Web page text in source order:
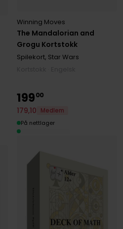
The Mandalorian and
Grogu Kortstokk
Winning Moves
Spilekort, Star Wars
19900
179,10
Medlem
På nettlager